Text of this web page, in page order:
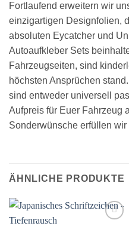
Fortlaufend erweitern wir
einzigartigen Designfolien,
absoluten Eycatcher und
Autoaufkleber Sets
Fahrzeugseiten, sind
höchsten Ansprüchen
sind entweder universell
Aufpreis für Euer Fahrzeug
Sonderwünsche erfüllen
ÄHNLICHE PRODUKTE